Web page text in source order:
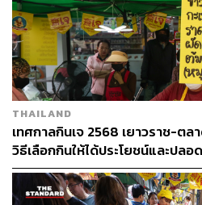
THAILAND
เทศกาลกินเจ 2568 เยาวราช-ต
วิธีเลือกกินให้ได้ประโยชน์และปลอ